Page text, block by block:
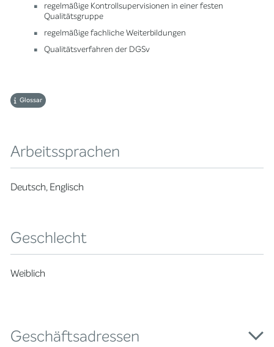
regelmäßige Kontrollsupervisionen in einer festen
Qualitätsgruppe
regelmäßige fachliche Weiterbildungen
Qualitätsverfahren der DGSv
Glossar
Arbeitssprachen
Deutsch, Englisch
Geschlecht
Weiblich
Geschäftsadressen